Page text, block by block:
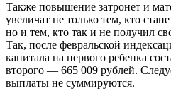
Также повышение затронет и
увеличат не только тем, кто
но и тем, кто так и не получил
Так, после февральской
капитала на первого ребенка
второго — 665 009 рублей.
выплаты не суммируются.